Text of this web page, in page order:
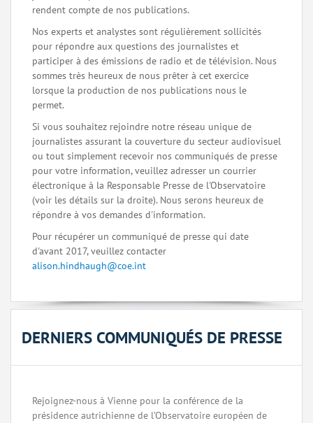
rendent compte de nos publications.
Nos experts et analystes sont régulièrement sollicités
pour répondre aux questions des journalistes et
participer à des émissions de radio et de télévision. Nous
sommes très heureux de nous prêter à cet exercice
lorsque la production de nos publications nous le
permet.
Si vous souhaitez rejoindre notre réseau unique de
journalistes assurant la couverture du secteur audiovisuel
ou tout simplement recevoir nos communiqués de presse
pour votre information, veuillez adresser un courrier
électronique à la Responsable Presse de l'Observatoire
(voir les détails sur la droite). Nous serons heureux de
répondre à vos demandes d'information.
Pour récupérer un communiqué de presse qui date
d'avant 2017, veuillez contacter
alison.hindhaugh@coe.int
DERNIERS COMMUNIQUÉS DE PRESSE
Rejoignez-nous à Vienne pour la conférence de la
présidence autrichienne de l’Observatoire européen de